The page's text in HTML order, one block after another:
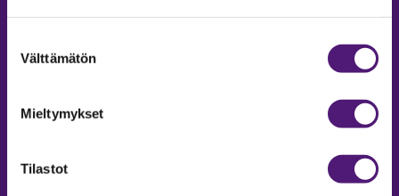
valinta
Välttämätön
Mieltymykset
Tilastot